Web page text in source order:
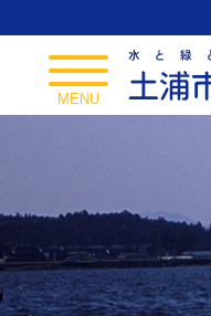
toggle
navigation
MENU